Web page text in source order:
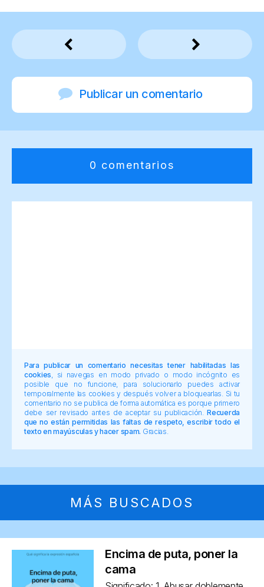
Publicar un comentario
0 comentarios
Para publicar un comentario necesitas tener habilitadas las
cookies , si navegas en modo privado o modo incógnito es
posible que no funcione, para solucionarlo puedes activar
temporalmente las cookies y después volver a bloquearlas. Si tu
comentario no se publica de forma automática es porque primero
debe ser revisado antes de aceptar su publicación.Recuerda
que no están permitidas las faltas de respeto, escribir todo el
texto en mayúsculas y hacer spam. Gracias.
MÁS BUSCADOS
Encima de puta, poner la
cama